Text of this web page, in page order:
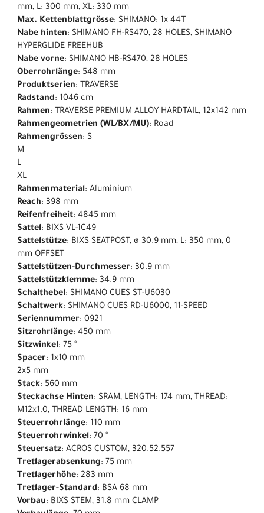
mm, L: 300 mm, XL: 330 mm
Max. Kettenblattgrösse: SHIMANO: 1x 44T
Nabe hinten: SHIMANO FH-RS470, 28 HOLES, SHIMANO
HYPERGLIDE FREEHUB
Nabe vorne: SHIMANO HB-RS470, 28 HOLES
Oberrohrlänge: 548 mm
Produktserien: TRAVERSE
Radstand: 1046 cm
Rahmen: TRAVERSE PREMIUM ALLOY HARDTAIL, 12x142 mm
Rahmengeometrien (WL/BX/MU): Road
Rahmengrössen: S
M
L
XL
Rahmenmaterial: Aluminium
Reach: 398 mm
Reifenfreiheit: 4845 mm
Sattel: BIXS VL-1C49
Sattelstütze: BIXS SEATPOST, ø 30.9 mm, L: 350 mm, 0
mm OFFSET
Sattelstützen-Durchmesser: 30.9 mm
Sattelstützklemme: 34.9 mm
Schalthebel: SHIMANO CUES ST-U6030
Schaltwerk: SHIMANO CUES RD-U6000, 11-SPEED
Seriennummer: 0921
Sitzrohrlänge: 450 mm
Sitzwinkel: 75 °
Spacer: 1x10 mm
2x5 mm
Stack: 560 mm
Steckachse Hinten: SRAM, LENGTH: 174 mm, THREAD:
M12x1.0, THREAD LENGTH: 16 mm
Steuerrohrlänge: 110 mm
Steuerrohrwinkel: 70 °
Steuersatz: ACROS CUSTOM, 320.52.557
Tretlagerabsenkung: 75 mm
Tretlagerhöhe: 283 mm
Tretlager-Standard: BSA 68 mm
Vorbau: BIXS STEM, 31.8 mm CLAMP